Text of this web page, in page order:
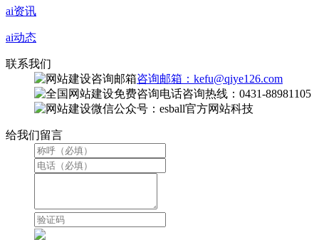
ai资讯
ai动态
联系我们
咨询邮箱：kefu@qiye126.com
咨询热线：0431-88981105
微信公众号：esball官方网站科技
给我们留言